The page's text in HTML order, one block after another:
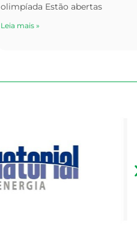
olimpíada Estão abertas
Leia mais »